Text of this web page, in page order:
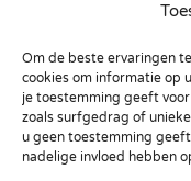
Om de beste ervaringen
cookies om informatie op
je toestemming geeft
zoals surfgedrag of
u geen toestemming
nadelige invloed hebben